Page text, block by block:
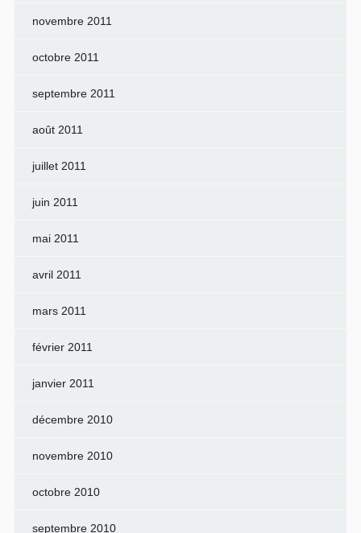
novembre 2011
octobre 2011
septembre 2011
août 2011
juillet 2011
juin 2011
mai 2011
avril 2011
mars 2011
février 2011
janvier 2011
décembre 2010
novembre 2010
octobre 2010
septembre 2010